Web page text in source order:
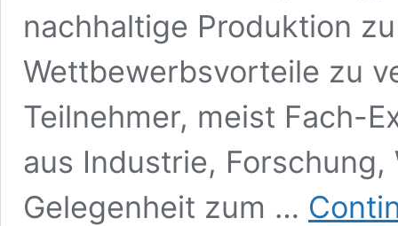
nachhaltige Produktion
Wettbewerbsvorteile zu
Teilnehmer, meist Fach-
aus Industrie,
Gelegenheit zum …